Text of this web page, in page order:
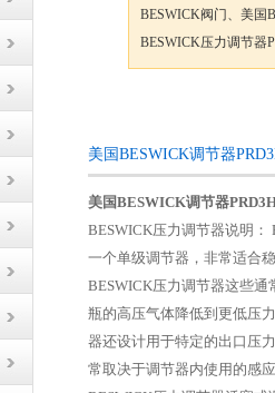
BESWICK阀门、美国
BESWICK压力调节器
美国BESWICK调节器
美国BESWICK调节器
BESWICK压力调节器说明
一个单级调节器，非常适合
BESWICK压力调节器这些
瓶的高压气体降低到更低压
器还设计用于特定的出口压
常取决于调节器内使用的感